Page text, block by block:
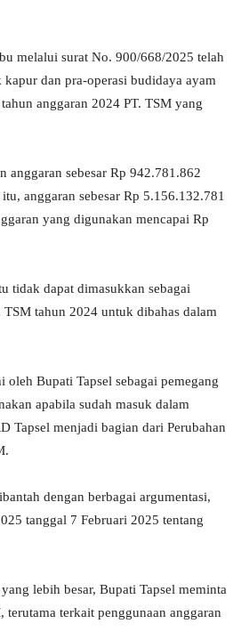
melalui surat No. 900/668/2025 telah
dan pra-operasi budidaya ayam
anggaran 2024 PT. TSM yang
anggaran sebesar Rp 942.781.862
anggaran sebesar Rp 5.156.132.781
yang digunakan mencapai Rp
tidak dapat dimasukkan sebagai
tahun 2024 untuk dibahas dalam
Bupati Tapsel sebagai pemegang
apabila sudah masuk dalam
Tapsel menjadi bagian dari Perubahan
dengan berbagai argumentasi,
tanggal 7 Februari 2025 tentang
lebih besar, Bupati Tapsel meminta
terkait penggunaan anggaran